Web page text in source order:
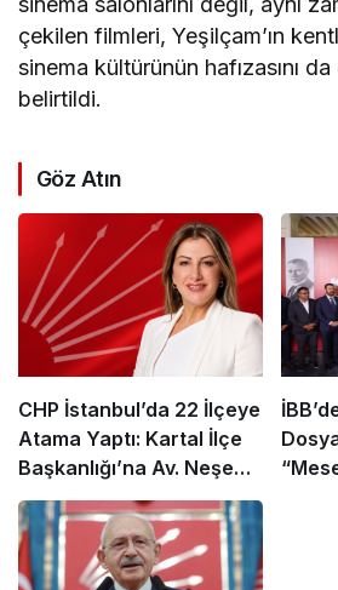
çekilen filmleri, Yeşilçam’ın
sinema kültürünün hafızasını
belirtildi.
Göz Atın
CHP İstanbul’da 22 İlçeye
Atama Yaptı: Kartal İlçe
Başkanlığı’na Av. Neşe
Büklü Getirildi